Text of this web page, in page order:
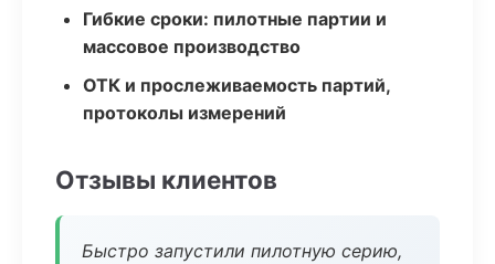
Гибкие сроки: пилотные партии и
массовое производство
ОТК и прослеживаемость партий,
протоколы измерений
Отзывы клиентов
Быстро запустили пилотную серию,